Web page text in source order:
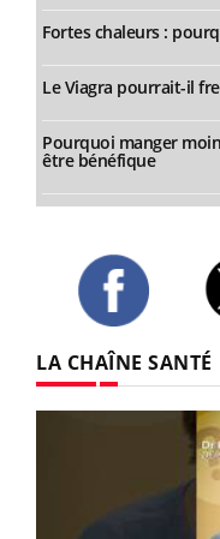
Fortes chaleurs :
Le Viagra pourrait-il
Pourquoi manger
être bénéfique
LA CHAÎNE SANTÉ